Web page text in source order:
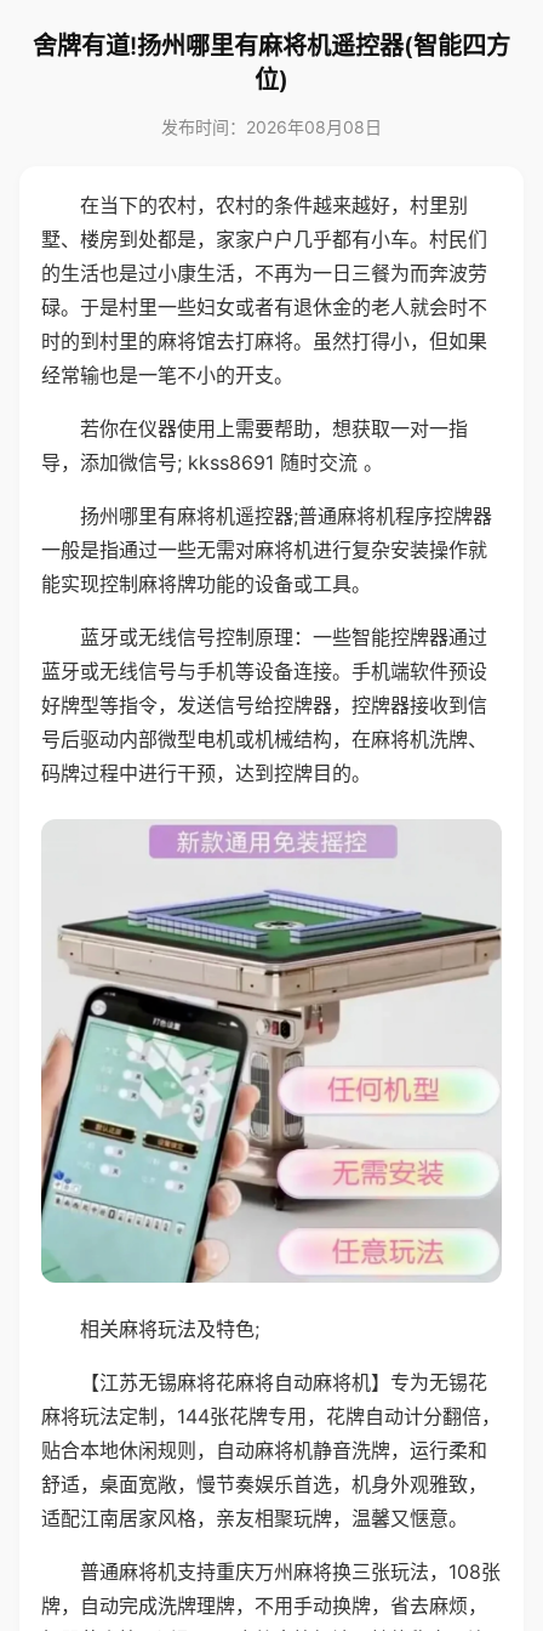
舍牌有道!扬州哪里有麻将机遥控器(智能四方
位)
发布时间：2026年08月08日
在当下的农村，农村的条件越来越好，村里别
墅、楼房到处都是，家家户户几乎都有小车。村民们
的生活也是过小康生活，不再为一日三餐为而奔波劳
碌。于是村里一些妇女或者有退休金的老人就会时不
时的到村里的麻将馆去打麻将。虽然打得小，但如果
经常输也是一笔不小的开支。
若你在仪器使用上需要帮助，想获取一对一指
导，添加微信号; kkss8691 随时交流 。
扬州哪里有麻将机遥控器;普通麻将机程序控牌器
一般是指通过一些无需对麻将机进行复杂安装操作就
能实现控制麻将牌功能的设备或工具。
蓝牙或无线信号控制原理：一些智能控牌器通过
蓝牙或无线信号与手机等设备连接。手机端软件预设
好牌型等指令，发送信号给控牌器，控牌器接收到信
号后驱动内部微型电机或机械结构，在麻将机洗牌、
码牌过程中进行干预，达到控牌目的。
相关麻将玩法及特色;
【江苏无锡麻将花麻将自动麻将机】专为无锡花
麻将玩法定制，144张花牌专用，花牌自动计分翻倍，
贴合本地休闲规则，自动麻将机静音洗牌，运行柔和
舒适，桌面宽敞，慢节奏娱乐首选，机身外观雅致，
适配江南居家风格，亲友相聚玩牌，温馨又惬意。
普通麻将机支持重庆万州麻将换三张玩法，108张
牌，自动完成洗牌理牌，不用手动换牌，省去麻烦，